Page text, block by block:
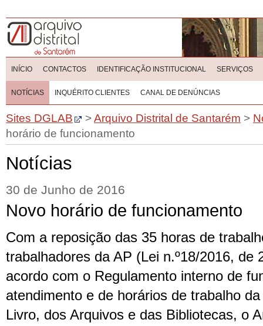
INÍCIO CONTACTOS IDENTIFICAÇÃO INSTITUCIONAL SERVIÇOS
NOTÍCIAS INQUÉRITO CLIENTES CANAL DE DENÚNCIAS
Sites DGLAB >Arquivo Distrital de Santarém >
horário de funcionamento
Notícias
30 de Junho de 2016
Novo horário de funcionamento
Com a reposição das 35 horas de
trabalhadores da AP (Lei n.º18/2016, de
acordo com o Regulamento interno de
atendimento e de horários de trabalho
Livro, dos Arquivos e das Bibliotecas, o